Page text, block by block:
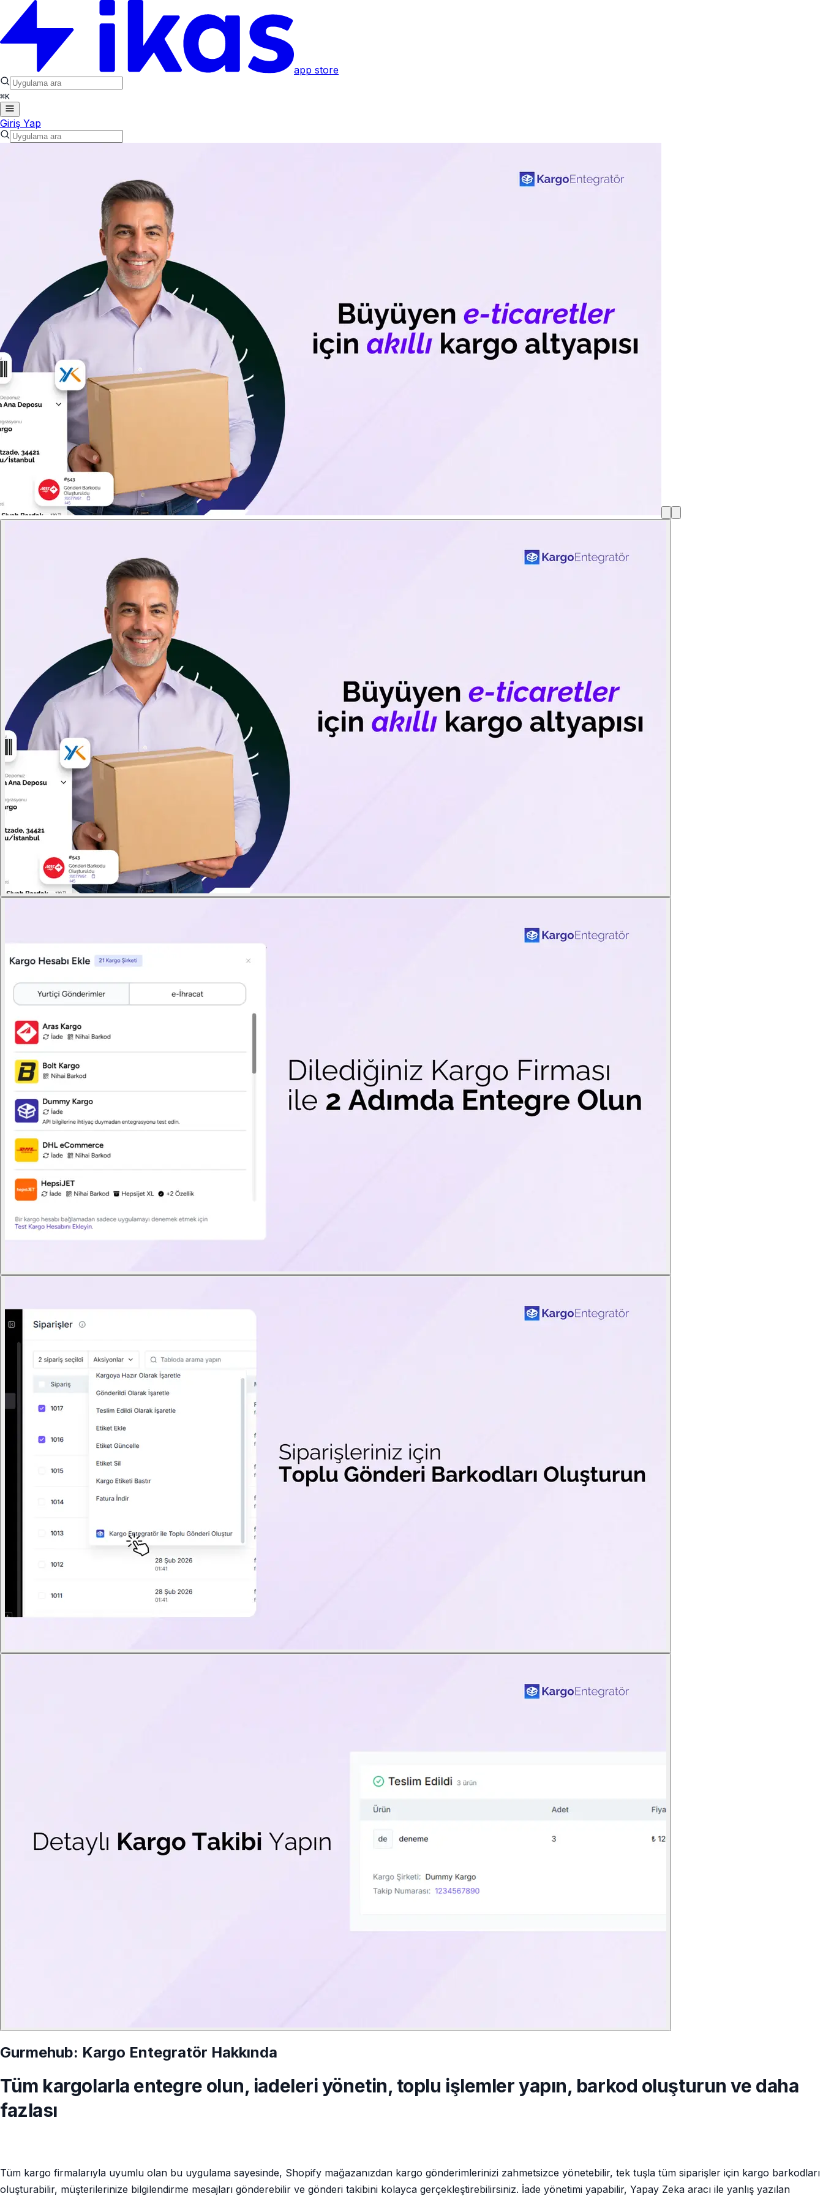
app store
⌘K
Giriş Yap
Gurmehub: Kargo Entegratör Hakkında
Tüm kargolarla entegre olun, iadeleri yönetin, toplu işlemler yapın, barkod oluşturun ve daha
fazlası
Tüm kargo firmalarıyla uyumlu olan bu uygulama sayesinde, Shopify mağazanızdan kargo gönderimlerinizi zahmetsizce yönetebilir, tek tuşla tüm siparişler için kargo barkodları
oluşturabilir, müşterilerinize bilgilendirme mesajları gönderebilir ve gönderi takibini kolayca gerçekleştirebilirsiniz. İade yönetimi yapabilir, Yapay Zeka aracı ile yanlış yazılan